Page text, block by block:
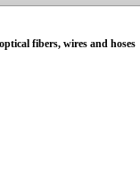
fibers, wires and hoses